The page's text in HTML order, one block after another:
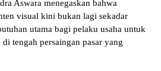
Aswara menegaskan bahwa
visual kini bukan lagi sekadar
utama bagi pelaku usaha untuk
tengah persaingan pasar yang